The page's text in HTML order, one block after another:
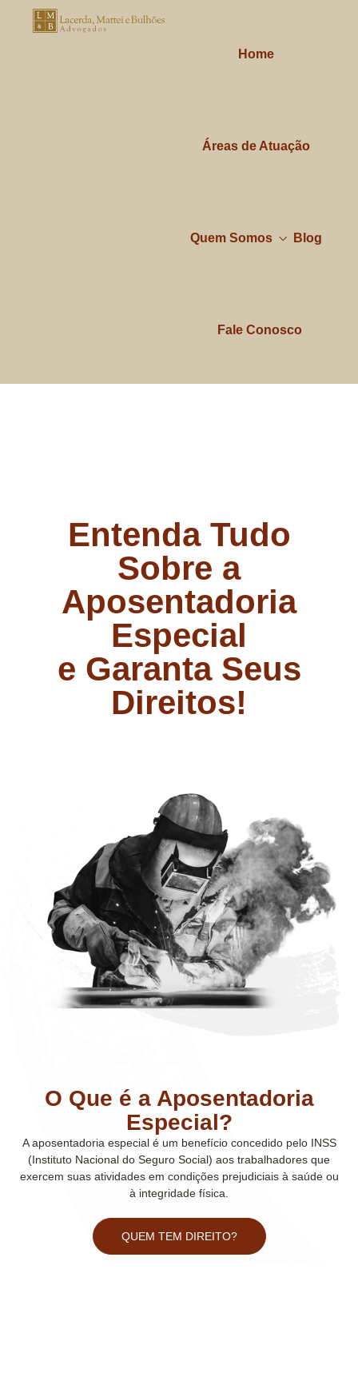
Home
Áreas de Atuação
Quem Somos Blog
Fale Conosco
Entenda Tudo
Sobre a
Aposentadoria
Especial
e Garanta Seus
Direitos!
O Que é a Aposentadoria
Especial?
Aaposentadoria especialé um benefício concedido pelo INSS
(Instituto Nacional do Seguro Social) aos trabalhadores que
exercem suas atividades em condições prejudiciais à saúde ou
à integridade física
QUEM TEM DIREITO?